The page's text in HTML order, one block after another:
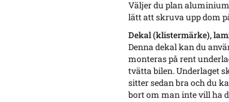
Väljer du plan
lätt att skruva upp dom
Dekal (klistermärke),
Denna dekal kan du
monteras på rent
tvätta bilen. Underlaget
sitter sedan bra och du
bort om man inte vill ha